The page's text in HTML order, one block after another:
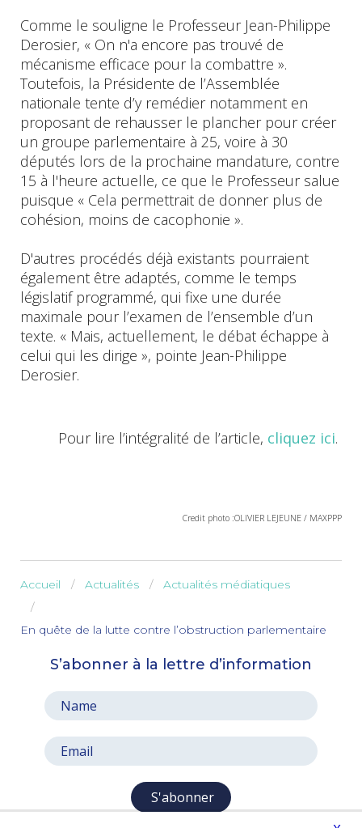
Comme le souligne le Professeur Jean-Philippe
Derosier, « On n'a encore pas trouvé de
mécanisme efficace pour la combattre ».
Toutefois, la Présidente de l’Assemblée
nationale tente d’y remédier notamment en
proposant de rehausser le plancher pour créer
un groupe parlementaire à 25, voire à 30
députés lors de la prochaine mandature, contre
15 à l'heure actuelle, ce que le Professeur salue
puisque « Cela permettrait de donner plus de
cohésion, moins de cacophonie ».
D'autres procédés déjà existants pourraient
également être adaptés, comme le temps
législatif programmé, qui fixe une durée
maximale pour l’examen de l’ensemble d’un
texte. « Mais, actuellement, le débat échappe à
celui qui les dirige », pointe Jean-Philippe
Derosier.
Pour lire l’intégralité de l’article, cliquez ici.
Credit photo :OLIVIER LEJEUNE / MAXPPP
Accueil Actualités Actualités médiatiques
En quête de la lutte contre l’obstruction parlementaire
S’abonner à la lettre d’information
S'abonner